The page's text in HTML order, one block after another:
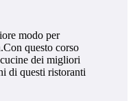
modo per
questo corso
dei migliori
di questi ristoranti